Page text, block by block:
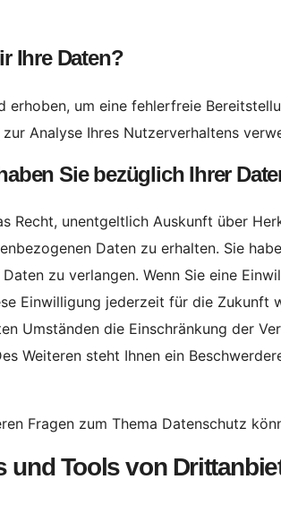
Ihre Daten?
erhoben, um eine fehlerfreie
Analyse Ihres Nutzerverhaltens
Sie bezüglich Ihrer
Recht, unentgeltlich Auskunft über
Daten zu erhalten. Sie
zu verlangen. Wenn Sie eine
Einwilligung jederzeit für die Zukunft
Umständen die Einschränkung der
Weiteren steht Ihnen ein
Fragen zum Thema Datenschutz
und Tools von